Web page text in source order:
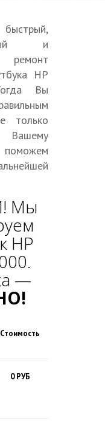
и
ремонт
HP
Вы
только
Мы
HP
—
Стоимость
0 РУБ